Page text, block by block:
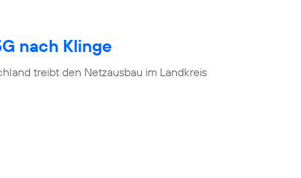
nach Klinge
treibt den Netzausbau im Landkreis